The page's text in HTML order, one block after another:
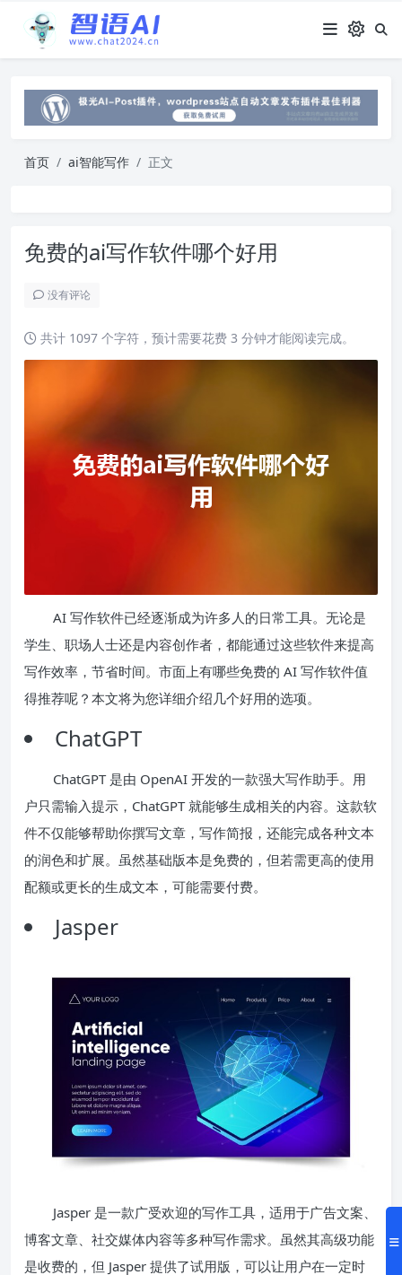
首页 ai智能写作 正文
免费的ai写作软件哪个好用
没有评论
共计 1097 个字符，预计需要花费 3 分钟才能阅读完成。
AI 写作软件已经逐渐成为许多人的日常工具。无论是
学生、职场人士还是内容创作者，都能通过这些软件来提高
写作效率，节省时间。市面上有哪些免费的 AI 写作软件值
得推荐呢？本文将为您详细介绍几个好用的选项。
ChatGPT
ChatGPT 是由 OpenAI 开发的一款强大写作助手。用
户只需输入提示，ChatGPT 就能够生成相关的内容。这款软
件不仅能够帮助你撰写文章，写作简报，还能完成各种文本
的润色和扩展。虽然基础版本是免费的，但若需更高的使用
配额或更长的生成文本，可能需要付费。
Jasper
Jasper 是一款广受欢迎的写作工具，适用于广告文案、
博客文章、社交媒体内容等多种写作需求。虽然其高级功能
是收费的，但 Jasper 提供了试用版，可以让用户在一定时